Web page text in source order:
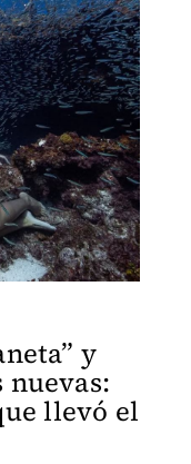
y
nuevas:
llevó el